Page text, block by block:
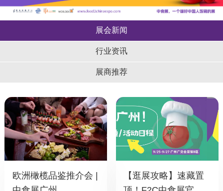
展会新闻
行业资讯
展商推荐
欧洲橄榄品鉴推介会 |
【逛展攻略】速藏置